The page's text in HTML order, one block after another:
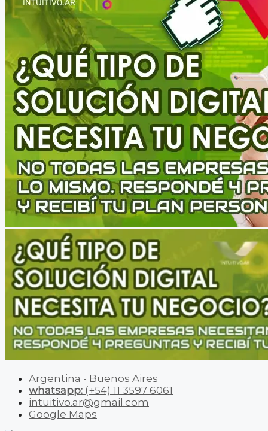
Argentina - Buenos Aires
whatsapp: (+54) 11 3597 6061
intuitivo.ar@gmail.com
Google Maps